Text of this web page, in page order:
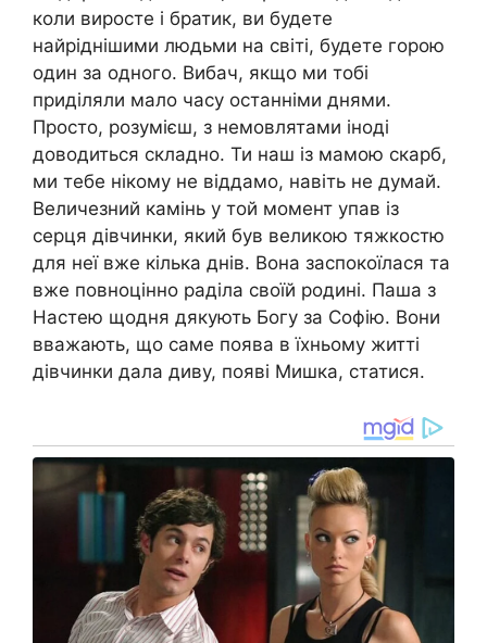
коли виросте і братик, ви будете
найріднішими людьми на світі, будете горою
один за одного. Вибач, якщо ми тобі
приділяли мало часу останніми днями.
Просто, розумієш, з немовлятами іноді
доводиться складно. Ти наш із мамою скарб,
ми тебе нікому не віддамо, навіть не думай.
Величезний камінь у той момент упав із
серця дівчинки, який був великою тяжкостю
для неї вже кілька днів. Вона заспокоїлася та
вже повноцінно раділа своїй родині. Паша з
Настею щодня дякують Богу за Софію. Вони
вважають, що саме поява в їхньому житті
дівчинки дала диву, появі Мишка, статися.